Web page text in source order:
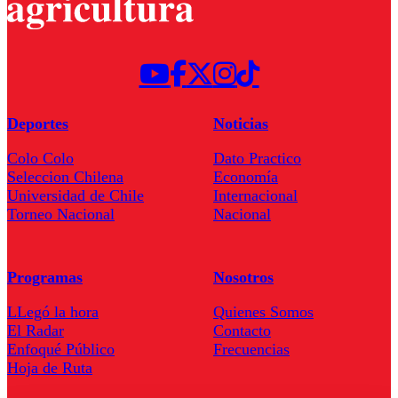
Deportes
Colo Colo
Seleccion Chilena
Universidad de Chile
Torneo Nacional
Noticias
Dato Practico
Economía
Internacional
Nacional
Programas
LLegó la hora
El Radar
Enfoqué Público
Hoja de Ruta
Nosotros
Quienes Somos
Contacto
Frecuencias